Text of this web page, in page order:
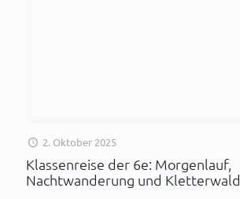
2. Oktober 2025
Klassenreise der 6e: Morgenlauf,
Nachtwanderung und Kletterwald